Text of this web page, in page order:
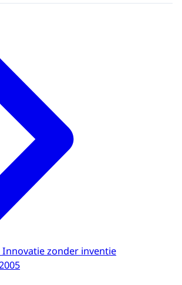
Innovatie zonder inventie